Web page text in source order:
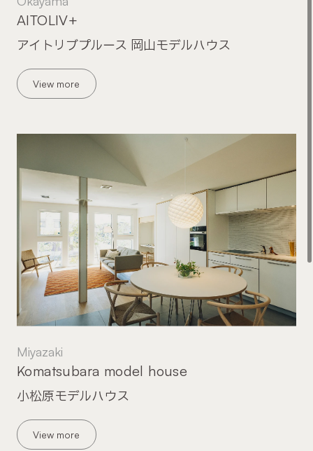
アイトリブプルース 岡山モデルハウス
AITOLIV+
View more
Miyazaki
小松原モデルハウス
Komatsubara model house
View more